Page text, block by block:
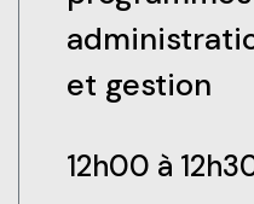
et gestion
12h00 à